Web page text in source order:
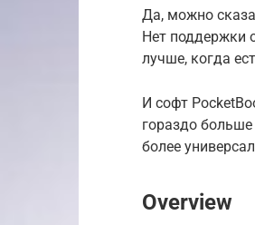
Да, можно
Нет поддержки
лучше, когда
И софт
гораздо
более
Overview